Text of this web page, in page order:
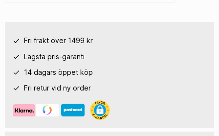
Fri frakt över 1499 kr
Lägsta pris-garanti
14 dagars öppet köp
Fri retur vid ny order